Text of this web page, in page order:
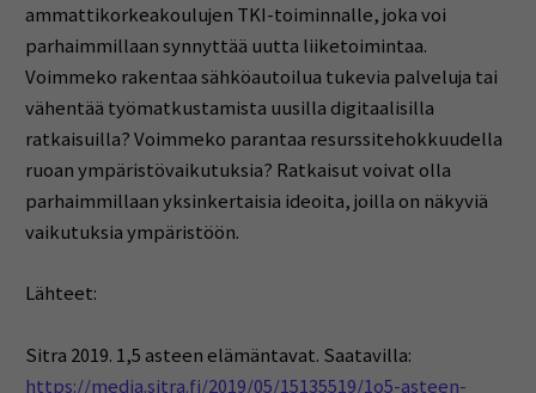
ammattikorkeakoulujen TKI-toiminnalle, joka voi
parhaimmillaan synnyttää uutta liiketoimintaa.
Voimmeko rakentaa sähköautoilua tukevia palveluja tai
vähentää työmatkustamista uusilla digitaalisilla
ratkaisuilla? Voimmeko parantaa resurssitehokkuudella
ruoan ympäristövaikutuksia? Ratkaisut voivat olla
parhaimmillaan yksinkertaisia ideoita, joilla on näkyviä
vaikutuksia ympäristöön.
Lähteet:
Sitra 2019. 1,5 asteen elämäntavat. Saatavilla:
https://media.sitra.fi/2019/05/15135519/1o5-asteen-